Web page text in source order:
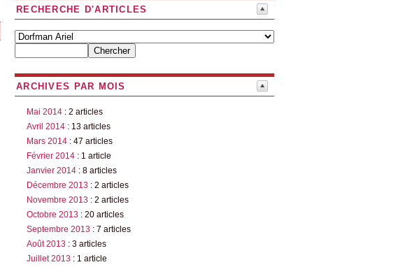
RECHERCHE D'ARTICLES
ARCHIVES PAR MOIS
Mai 2014 : 2 articles
Avril 2014 : 13 articles
Mars 2014 : 47 articles
Février 2014 : 1 article
Janvier 2014 : 8 articles
Décembre 2013 : 2 articles
Novembre 2013 : 2 articles
Octobre 2013 : 20 articles
Septembre 2013 : 7 articles
Août 2013 : 3 articles
Juillet 2013 : 1 article